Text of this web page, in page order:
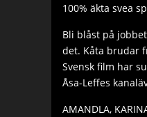
100% äkta svea
Bli blåst på
det. Kåta brudar
Svensk film har
Åsa-Leffes
AMANDLA,